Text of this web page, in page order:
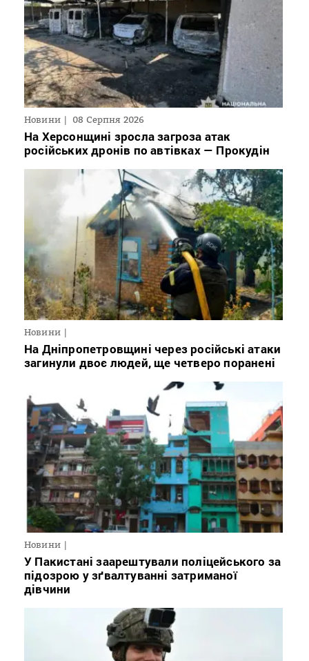
Новини 08 Серпня 2026
На Херсонщині зросла загроза атак
російських дронів по автівках — Прокудін
Новини
На Дніпропетровщині через російські атаки
загинули двоє людей, ще четверо поранені
Новини
У Пакистані заарештували поліцейського за
підозрою у зґвалтуванні затриманої
дівчини